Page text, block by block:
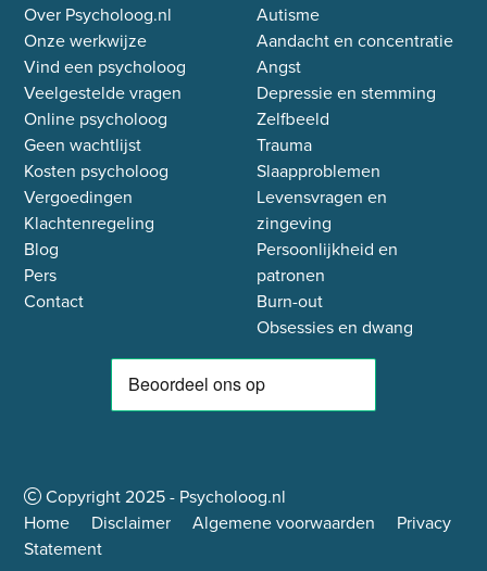
Over Psycholoog.nl
Onze werkwijze
Vind een psycholoog
Veelgestelde vragen
Online psycholoog
Geen wachtlijst
Kosten psycholoog
Vergoedingen
Klachtenregeling
Blog
Pers
Contact
Autisme
Aandacht en concentratie
Angst
Depressie en stemming
Zelfbeeld
Trauma
Slaapproblemen
Levensvragen en
zingeving
Persoonlijkheid en
patronen
Burn-out
Obsessies en dwang
Copyright2025- Psycholoog.nl
Home
Disclaimer Algemene voorwaarden
Privacy
Statement